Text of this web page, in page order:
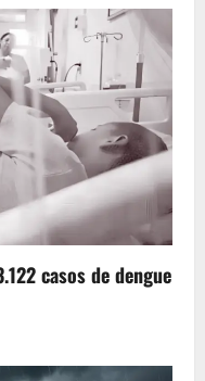
casos de dengue